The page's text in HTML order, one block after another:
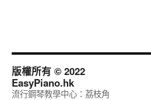
版權所有 © 2022
EasyPiano.hk
流行鋼琴教學中心：荔枝角